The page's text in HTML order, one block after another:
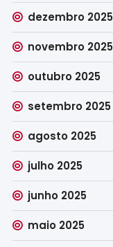
dezembro 2025
novembro 2025
outubro 2025
setembro 2025
agosto 2025
julho 2025
junho 2025
maio 2025